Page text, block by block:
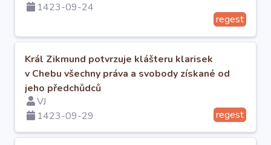
1423-09-24
regest
Král Zikmund potvrzuje klášteru klarisek
v Chebu všechny práva a svobody získané od
jeho předchůdců
VJ
1423-09-29
regest